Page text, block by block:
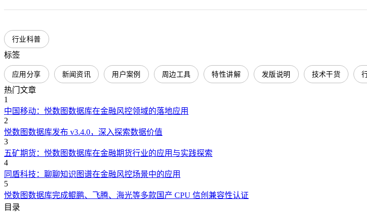
行业科普
标签
应用分享 新闻资讯 用户案例 周边工具 特性讲解 发版说明 技术干货
热门文章
1
中国移动：悦数图数据库在金融风控领域的落地应用
2
悦数图数据库发布 v3.4.0，深入探索数据价值
3
五矿期货：悦数图数据库在金融期货行业的应用与实践探索
4
同盾科技：聊聊知识图谱在金融风控场景中的应用
5
悦数图数据库完成鲲鹏、飞腾、海光等多款国产 CPU 信创兼容性认证
目录